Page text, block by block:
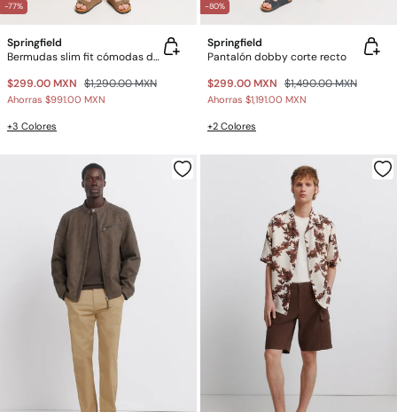
-77%
Springfield
Bermudas slim fit cómodas de lino
$299.00 MXN $1,290.00 MXN
Ahorras $991.00 MXN
+3 Colores
-80%
Springfield
Pantalón dobby corte recto
$299.00 MXN $1,490.00 MXN
Ahorras $1,191.00 MXN
+2 Colores